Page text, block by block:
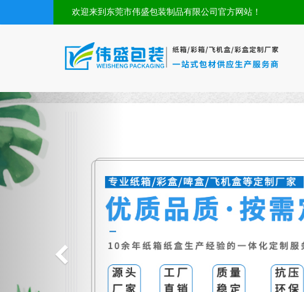
欢迎来到东莞市伟盛包装制品有限公司官方网站！